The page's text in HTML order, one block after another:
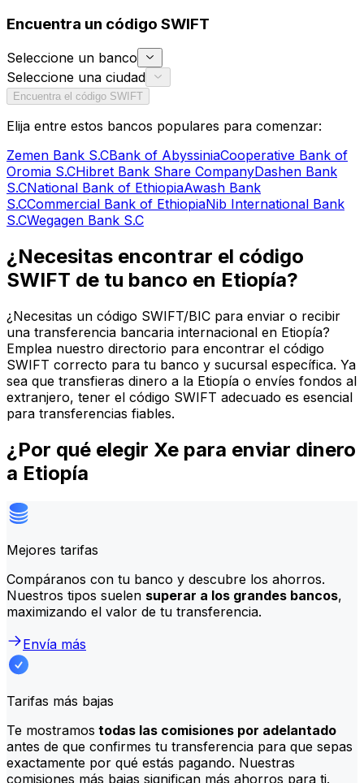
Encuentra un código SWIFT
Seleccione un banco
Seleccione una ciudad
Encuentra el código SWIFT
Elija entre estos bancos populares para comenzar:
Zemen Bank S.CBank of AbyssiniaCooperative Bank of
Oromia S.CHibret Bank Share CompanyDashen Bank
S.CNational Bank of EthiopiaAwash Bank
S.CCommercial Bank of EthiopiaNib International Bank
S.CWegagen Bank S.C
¿Necesitas encontrar el código
SWIFT de tu banco en Etiopía?
¿Necesitas un código SWIFT/BIC para enviar o recibir
una transferencia bancaria internacional en Etiopía?
Emplea nuestro directorio para encontrar el código
SWIFT correcto para tu banco y sucursal específica. Ya
sea que transfieras dinero a la Etiopía o envíes fondos al
extranjero, tener el código SWIFT adecuado es esencial
para transferencias fiables.
¿Por qué elegir Xe para enviar dinero
a Etiopía
Mejores tarifas
Compáranos con tu banco y descubre los ahorros.
Nuestros tipos suelen superar a los grandes bancos,
maximizando el valor de tu transferencia.
Envía más
Tarifas más bajas
Te mostramos todas las comisiones por adelantado
antes de que confirmes tu transferencia para que sepas
exactamente por qué estás pagando. Nuestras
comisiones más bajas significan más ahorros para ti.